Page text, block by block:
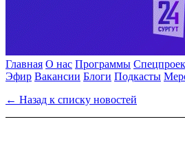
Главная О нас Программы
Эфир Вакансии Блоги Подкасты
← Назад к списку новостей